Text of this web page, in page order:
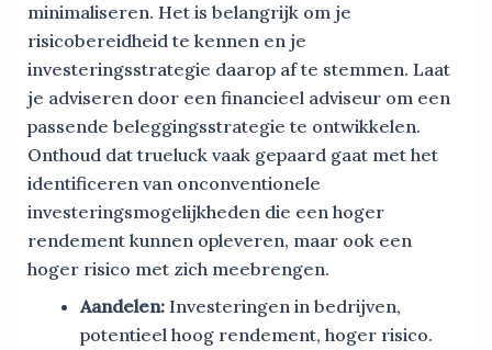
minimaliseren. Het is belangrijk om je
risicobereidheid te kennen en je
investeringsstrategie daarop af te stemmen. Laat
je adviseren door een financieel adviseur om een
passende beleggingsstrategie te ontwikkelen.
Onthoud dat trueluck vaak gepaard gaat met het
identificeren van onconventionele
investeringsmogelijkheden die een hoger
rendement kunnen opleveren, maar ook een
hoger risico met zich meebrengen.
Aandelen:Investeringen in bedrijven,
potentieel hoog rendement, hoger risico.